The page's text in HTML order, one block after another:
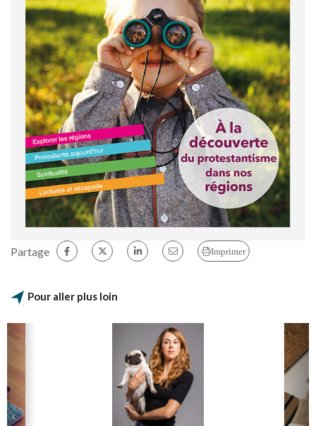
Partage Imprimer
Pour aller plus loin